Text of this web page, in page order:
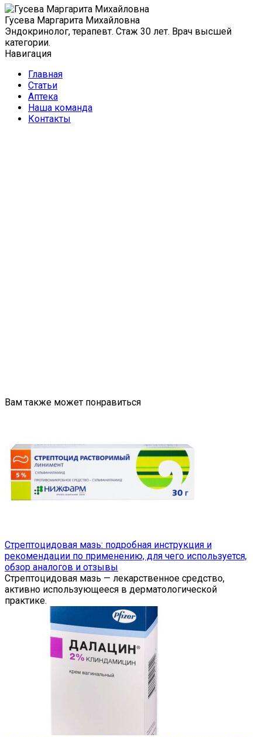
Гусева Маргарита Михайловна
Эндокринолог, терапевт. Стаж 30 лет. Врач высшей
категории.
Навигация
Главная
Статьи
Аптека
Наша команда
Контакты
Вам также может понравиться
Стрептоцидовая мазь: подробная инструкция и
рекомендации по применению, для чего используется,
обзор аналогов и отзывы
Стрептоцидовая мазь — лекарственное средство,
активно использующееся в дерматологической
практике.